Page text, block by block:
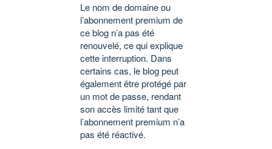
Le nom de domaine ou
l’abonnement premium de
ce blog n’a pas été
renouvelé, ce qui explique
cette interruption. Dans
certains cas, le blog peut
également être protégé par
un mot de passe, rendant
son accès limité tant que
l’abonnement premium n’a
pas été réactivé.